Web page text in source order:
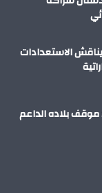
الاستعدادات
موقف بلاده الداعم